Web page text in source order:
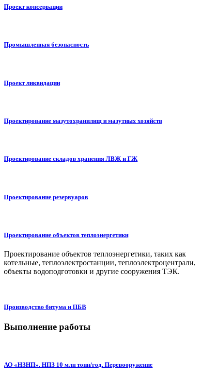
Проект консервации
Промышленная безопасность
Проект ликвидации
Проектирование мазутохранилищ и мазутных хозяйств
Проектирование складов хранения ЛВЖ и ГЖ
Проектирование резервуаров
Проектирование объектов теплоэнергетики
Проектирование объектов теплоэнергетики, таких как
котельные, теплоэлектростанции, теплоэлектроцентрали,
объекты водоподготовки и другие сооружения ТЭК.
Производство битума и ПБВ
Выполнение работы
АО «НЗНП». НПЗ 10 млн тонн/год. Перевооружение